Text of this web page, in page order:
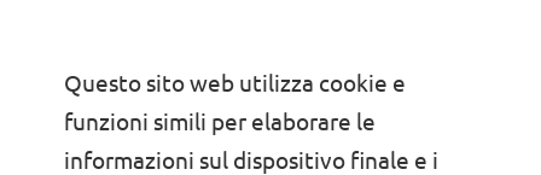
Questo sito web utilizza cookie e
funzioni simili per elaborare le
informazioni sul dispositivo finale e i